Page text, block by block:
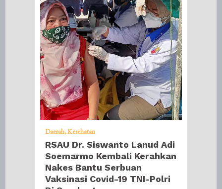
Daerah Kesehatan
RSAU Dr. Siswanto Lanud Adi
Soemarmo Kembali Kerahkan
Nakes Bantu Serbuan
Vaksinasi Covid-19 TNI-Polri